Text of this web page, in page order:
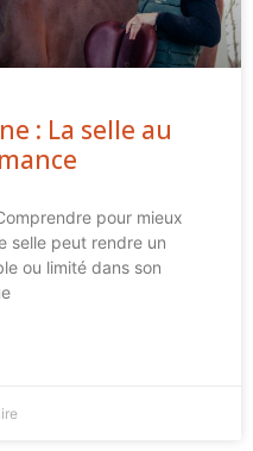
: La selle au
pour mieux
selle peut rendre un
ou limité dans son